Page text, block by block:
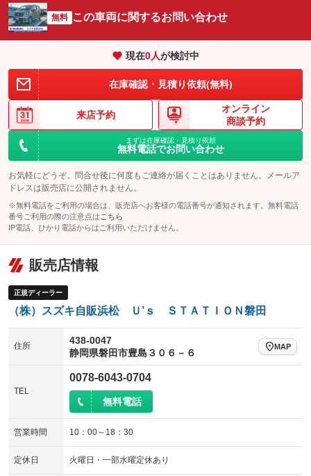
サイドカメラ
：装備なし ルーフレール
：装備なし
：装備なし
：装備なし
無料 この車両に関するお問い合わせ
現在0人が検討中
在庫確認・見積り依頼(無料)
来店予約
オンライン
商談予約
まずは在庫確認・見積り依頼
無料電話でお問い合わせ
お気軽にどうぞ。問合せ後に何度もご連絡が届くことはありません。メールア
ドレスは販売店に公開されません。
※無料電話をご利用の場合は、販売店へお客様の電話番号が通知されます。無料電話
番号ご利用の際の注意点は こちら
IP電話、ひかり電話からはご利用いただけません。
販売店情報
正規ディーラー
（株）スズキ自販浜松 Ｕ’ｓ ＳＴＡＴＩＯＮ磐田
住所
438-0047
静岡県磐田市豊島３０６－６
MAP
TEL
0078-6043-0704
無料電話
営業時間 10：00～18：30
定休日 火曜日・一部水曜定休あり